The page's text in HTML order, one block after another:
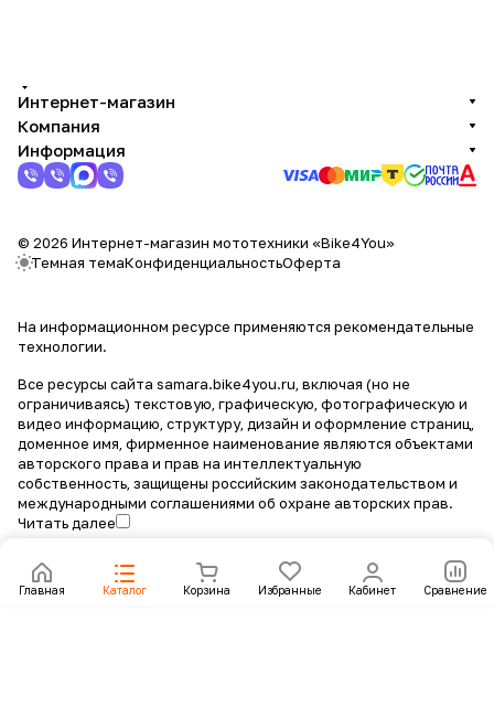
Главная Каталог Корзина Избранные Кабинет Сравнение
Интернет-магазин
Компания
Информация
© 2026 Интернет-магазин мототехники «Bike4You»
Темная темаКонфиденциальностьОферта
На информационном ресурсе применяются рекомендательные
технологии.
Все ресурсы сайта samara.bike4you.ru, включая (но не
ограничиваясь) текстовую, графическую, фотографическую и
видео информацию, структуру, дизайн и оформление страниц,
доменное имя, фирменное наименование являются объектами
авторского права и прав на интеллектуальную
собственность, защищены российским законодательством и
международными соглашениями об охране авторских прав.
Читать далее